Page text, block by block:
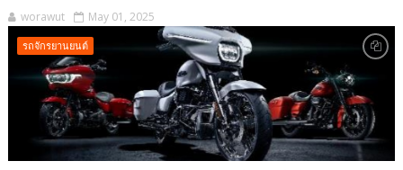
worawut May 01, 2025
รถจักรยานยนต์